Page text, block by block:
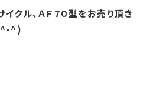
イクル、ＡＦ７０型をお売り頂き
(^-^)